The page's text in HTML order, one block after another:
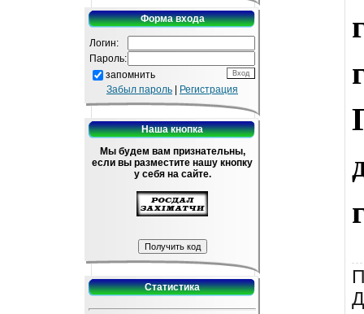
Форма входа
Логин:
Пароль:
запомнить
Забыл пароль
Регистрация
Наша кнопка
Мы будем вам признательны,
если вы разместите нашу кнопку
у себя на сайте.
Статистика